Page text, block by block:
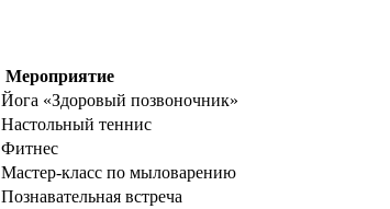
Мероприятие
Йога «Здоровый позвоночник»
Настольный теннис
Фитнес
Мастер-класс по мыловарению
Познавательная встреча